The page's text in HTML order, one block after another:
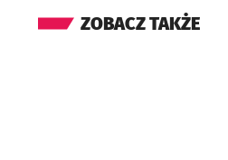
ZOBACZ TAKŻE